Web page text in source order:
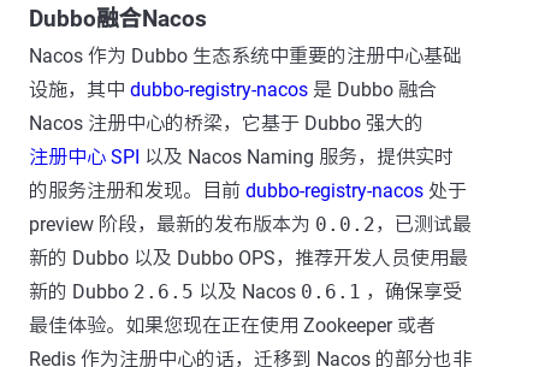
Dubbo融合Nacos
Nacos 作为 Dubbo 生态系统中重要的注册中心基础
设施，其中 dubbo-registry-nacos 是 Dubbo 融合
Nacos 注册中心的桥梁，它基于 Dubbo 强大的
注册中心 SPI 以及 Nacos Naming 服务，提供实时
的服务注册和发现。目前 dubbo-registry-nacos 处于
preview 阶段，最新的发布版本为 0.0.2，已测试最
新的 Dubbo 以及 Dubbo OPS，推荐开发人员使用最
新的 Dubbo 2.6.5 以及 Nacos 0.6.1 ，确保享受
最佳体验。如果您现在正在使用 Zookeeper 或者
Redis 作为注册中心的话，迁移到 Nacos 的部分也非